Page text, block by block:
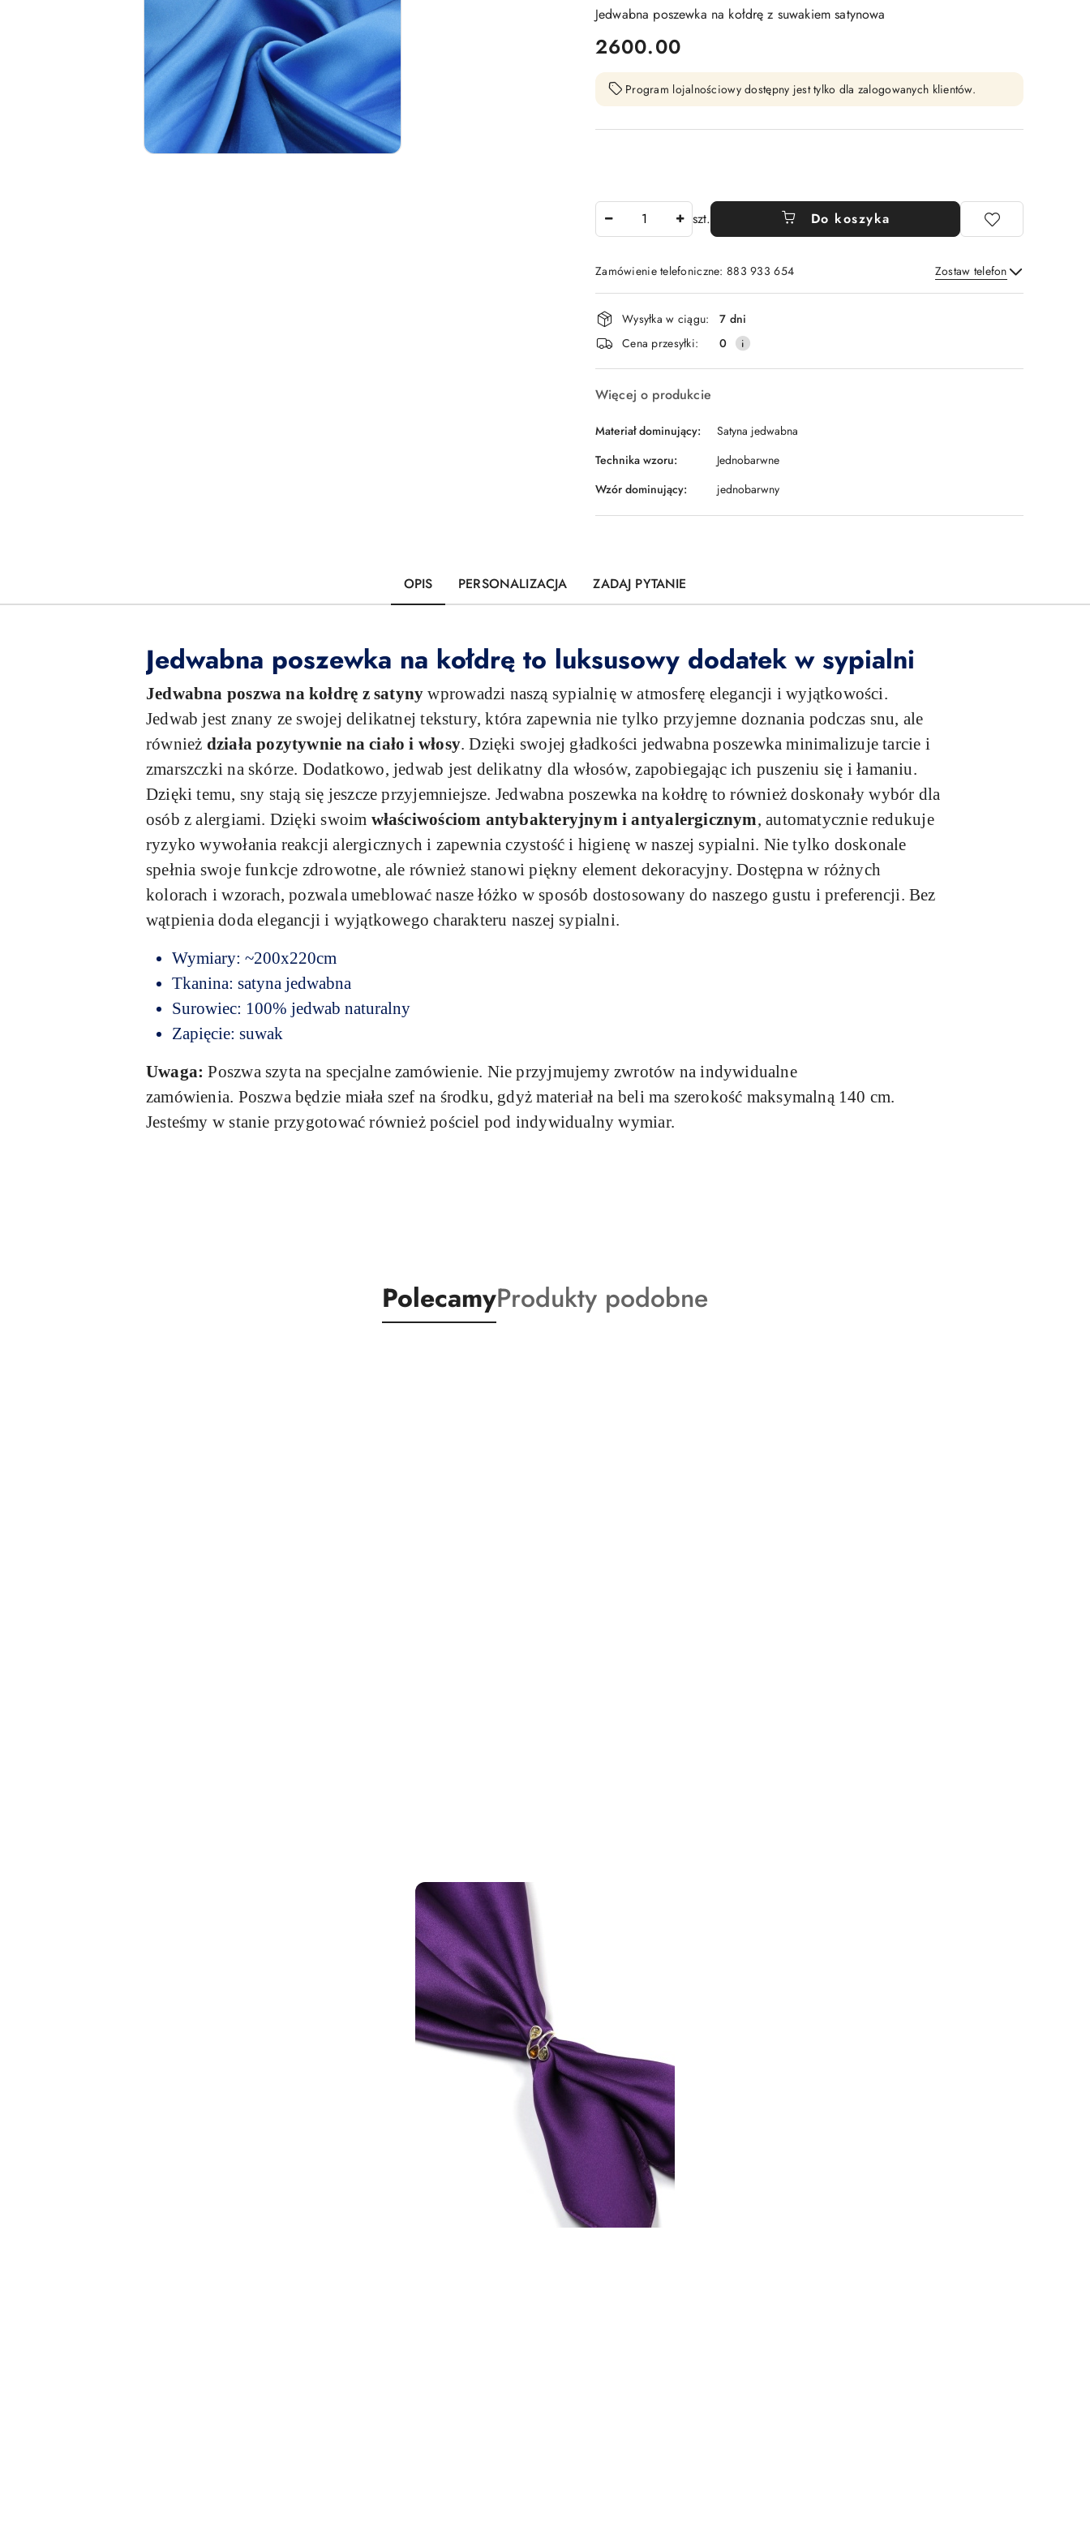
Jedwabna poszewka na kołdrę z suwakiem satynowa
cena:
2600.00
Program lojalnościowy dostępny jest tylko dla zalogowanych klientów.
szt. Do koszyka
Zamówienie telefoniczne: 883 933 654 Zostaw telefon
Wyślij
Dostępność
i
dostawa
Wysyłka w ciągu:
7 dni
Cena przesyłki:
0
Więcej o produkcie
Materiał dominujący:
Satyna jedwabna
Technika wzoru:
Jednobarwne
Wzór dominujący:
jednobarwny
OPIS PERSONALIZACJA ZADAJ PYTANIE
Jedwabna poszewka na kołdrę to luksusowy dodatek w sypialni
Jedwabna poszwa na kołdrę z satynywprowadzi naszą sypialnię w atmosferę elegancji i wyjątkowości.
Jedwab jest znany ze swojej delikatnej tekstury, która zapewnia nie tylko przyjemne doznania podczas snu, ale
również działa pozytywnie na ciało i włosy. Dzięki swojej gładkości jedwabna poszewka minimalizuje tarcie i
zmarszczki na skórze. Dodatkowo, jedwab jest delikatny dla włosów, zapobiegając ich puszeniu się i łamaniu.
Dzięki temu, sny stają się jeszcze przyjemniejsze. Jedwabna poszewka na kołdrę to również doskonały wybór dla
osób z alergiami. Dzięki swoim właściwościom antybakteryjnym i antyalergicznym, automatycznie redukuje
ryzyko wywołania reakcji alergicznych i zapewnia czystość i higienę w naszej sypialni. Nie tylko doskonale
spełnia swoje funkcje zdrowotne, ale również stanowi piękny element dekoracyjny. Dostępna w różnych
kolorach i wzorach, pozwala umeblować nasze łóżko w sposób dostosowany do naszego gustu i preferencji. Bez
wątpienia doda elegancji i wyjątkowego charakteru naszej sypialni.
Wymiary: ~200x220cm
Tkanina: satyna jedwabna
Surowiec: 100% jedwab naturalny
Zapięcie: suwak
Uwaga: Poszwa szyta na specjalne zamówienie. Nie przyjmujemy zwrotów na indywidualne
zamówienia. Poszwa będzie miała szef na środku, gdyż materiał na beli ma szerokość maksymalną 140 cm.
Jesteśmy w stanie przygotować również pościel pod indywidualny wymiar.
Produkty
o
PolecamyProdukty
o
Produkty podobne